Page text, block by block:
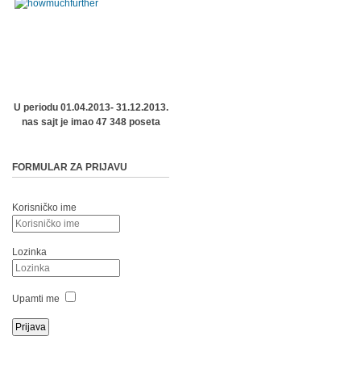
U periodu 01.04.2013- 31.12.2013.
nas sajt je imao 47 348 poseta
FORMULAR ZA PRIJAVU
Korisničko ime
Lozinka
Upamti me